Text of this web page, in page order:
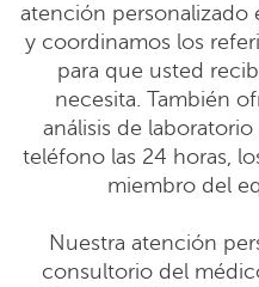
atención personalizado
y coordinamos los
para que usted
necesita. También
análisis de
teléfono las 24 horas,
miembro del
Nuestra atención
consultorio del